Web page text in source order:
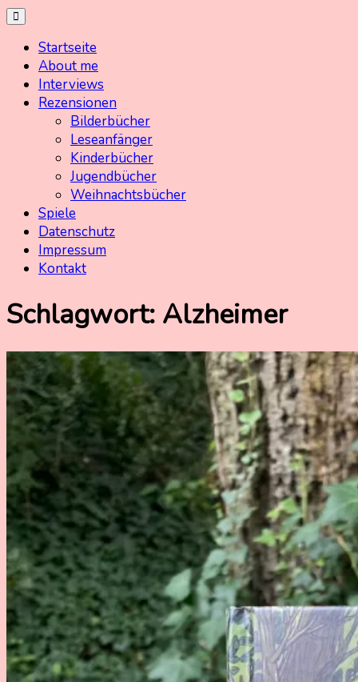
Skip
content
Kinderbuchschatz.de
Kinderbücher mit Herz
Startseite
About me
Interviews
Rezensionen
Bilderbücher
Leseanfänger
Kinderbücher
Jugendbücher
Weihnachtsbücher
Spiele
Datenschutz
Impressum
Kontakt
Schlagwort: Alzheimer